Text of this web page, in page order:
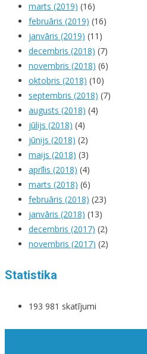
marts (2019) (16)
februāris (2019) (16)
janvāris (2019) (11)
decembris (2018) (7)
novembris (2018) (6)
oktobris (2018) (10)
septembris (2018) (7)
augusts (2018) (4)
jūlijs (2018) (4)
jūnijs (2018) (2)
maijs (2018) (3)
aprīlis (2018) (4)
marts (2018) (6)
februāris (2018) (23)
janvāris (2018) (13)
decembris (2017) (2)
novembris (2017) (2)
Statistika
193 981 skatījumi